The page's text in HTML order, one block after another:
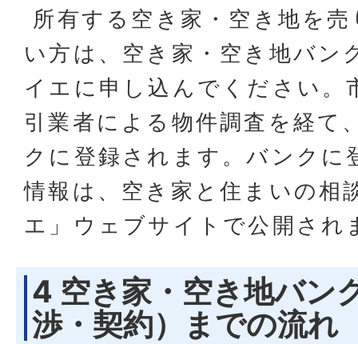
所有する空き家・空き地を
い方は、空き家・空き地バン
イエに申し込んでください。
引業者による物件調査を経て
クに登録されます。バンクに
情報は、空き家と住まいの相
エ」ウェブサイトで公開され
4 空き家・空き地バン
渉・契約）までの流れ